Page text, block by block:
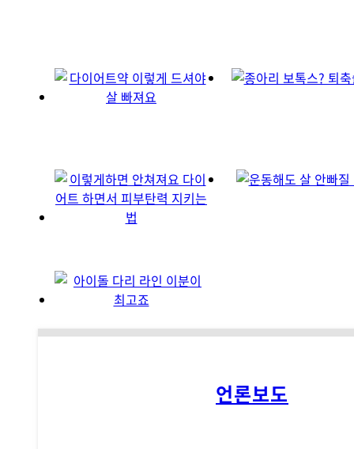
언론보도